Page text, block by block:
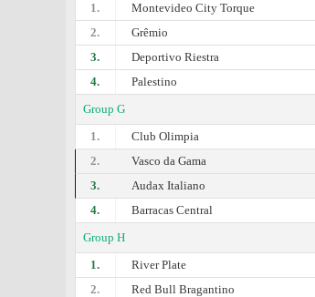
1.
Montevideo City Torque
2.
Grêmio
3.
Deportivo Riestra
4.
Palestino
Group G
1.
Club Olimpia
2.
Vasco da Gama
3.
Audax Italiano
4.
Barracas Central
Group H
1.
River Plate
2.
Red Bull Bragantino